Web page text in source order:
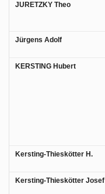
JURETZKY Theo
Jürgens Adolf
KERSTING Hubert
Kersting-Thieskötter H.
Kersting-Thieskötter Josef